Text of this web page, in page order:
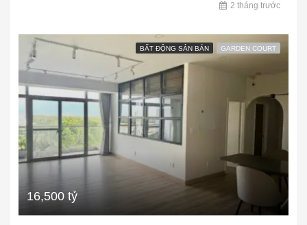
2 tháng trước
BẤT ĐỘNG SẢN BÁN GARDEN COURT
16,500 tỷ